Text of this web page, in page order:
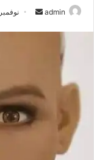
admin
أرسل نوفمبر 21, 2019